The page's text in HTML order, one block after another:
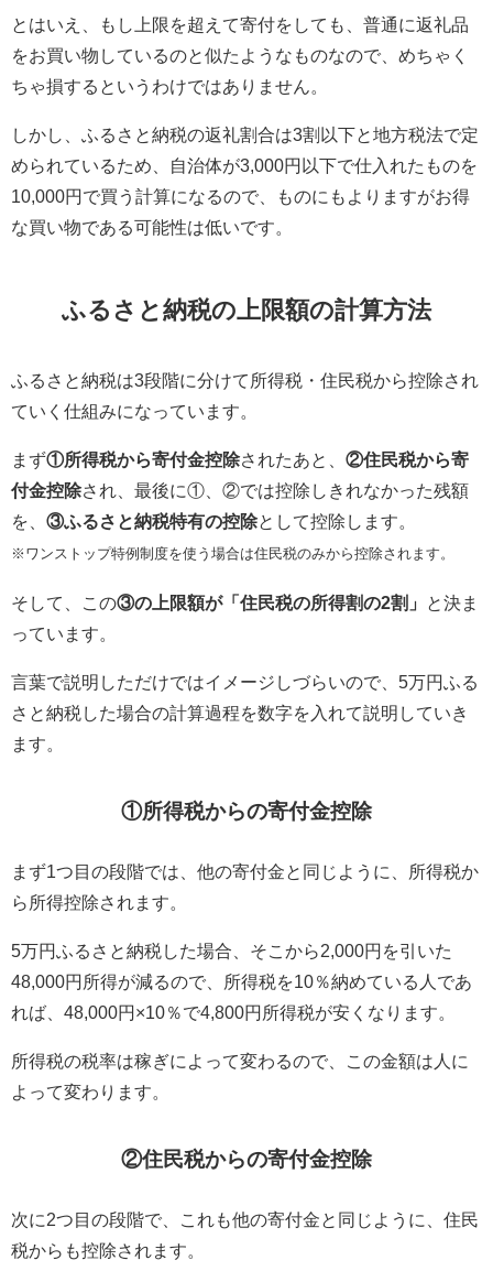
とはいえ、もし上限を超えて寄付をしても、普通に返礼品
をお買い物しているのと似たようなものなので、めちゃく
ちゃ損するというわけではありません。
しかし、ふるさと納税の返礼割合は3割以下と地方税法で定
められているため、自治体が3,000円以下で仕入れたものを
10,000円で買う計算になるので、ものにもよりますがお得
な買い物である可能性は低いです。
ふるさと納税の上限額の計算方法
ふるさと納税は3段階に分けて所得税・住民税から控除され
ていく仕組みになっています。
まず①所得税から寄付金控除されたあと、 ②住民税から寄
付金控除され、最後に①、②では控除しきれなかった残額
を、 ③ふるさと納税特有の控除として控除します。
※ワンストップ特例制度を使う場合は住民税のみから控除されます。
そして、この③の上限額が「住民税の所得割の2割」
と決ま
っています。
言葉で説明しただけではイメージしづらいので、5万円ふる
さと納税した場合の計算過程を数字を入れて説明していき
ます。
①所得税からの寄付金控除
まず1つ目の段階では、他の寄付金と同じように、所得税か
ら所得控除されます。
5万円ふるさと納税した場合、そこから2,000円を引いた
48,000円所得が減るので、所得税を10％納めている人であ
れば、48,000円×10％で4,800円所得税が安くなります。
所得税の税率は稼ぎによって変わるので、この金額は人に
よって変わります。
②住民税からの寄付金控除
次に2つ目の段階で、これも他の寄付金と同じように、住民
税からも控除されます。